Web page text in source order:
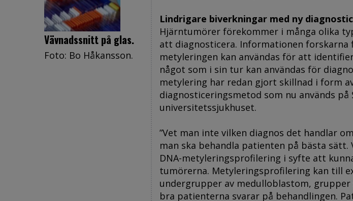
Vävnadssnitt på glas.
Foto: Bo Håkansson.
Lindrigare biverkningar med ny
Hjärntumörer förekommer i många olika
att diagnosticera. Informationen forskarna
metyleringen kan användas för att
något som i sin tur kan användas för
metylering har redan gjort skillnad i form
diagnosticeringsmetod som nu används på
universitetssjukhuset.
”Vet man inte vilken diagnos det handlar
man ska behandla patienten på bästa
DNA-metyleringsprofilering i syfte att
tumörerna. Metyleringsprofilering kan till
undergrupper av medulloblastom,
bra patienterna svarar på behandlingen.